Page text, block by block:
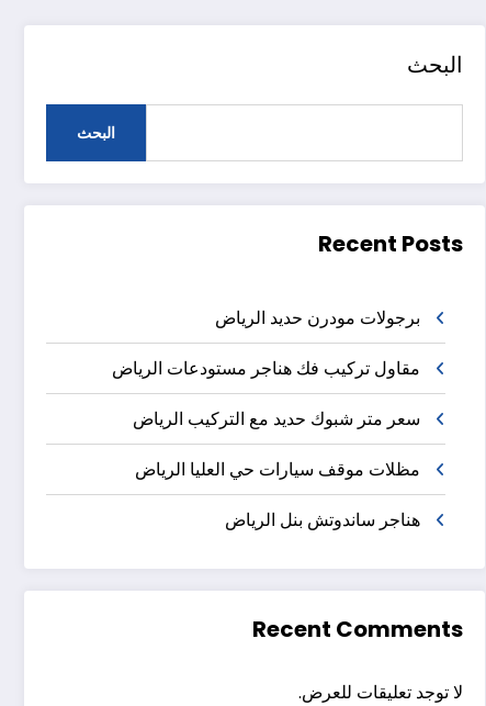
البحث
البحث
Recent Posts
برجولات مودرن حديد الرياض
مقاول تركيب فك هناجر مستودعات الرياض
سعر متر شبوك حديد مع التركيب الرياض
مظلات موقف سيارات حي العليا الرياض
هناجر ساندوتش بنل الرياض
Recent Comments
لا توجد تعليقات للعرض.